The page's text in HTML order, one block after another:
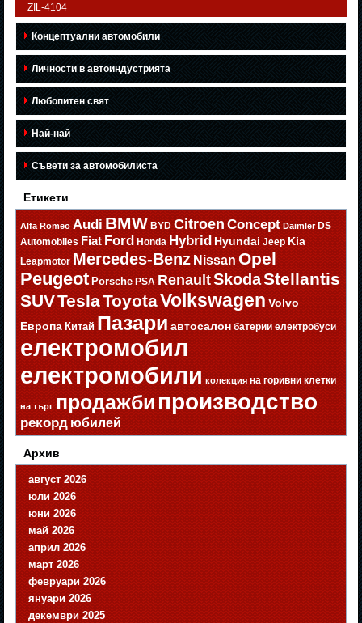
ZIL-4104
Концептуални автомобили
Личности в автоиндустрията
Любопитен свят
Най-най
Съвети за автомобилиста
Етикети
Alfa Romeo Audi BMW BYD Citroen Concept Daimler DS
Automobiles Fiat Ford Honda Hybrid Hyundai Jeep Kia
Leapmotor Mercedes-Benz Nissan Opel
Peugeot Porsche PSA RenaultSkodaStellantis
SUVTeslaToyotaVolkswagen Volvo
Европа Китай Пазари автосалон батерии електробуси
електромобил
електромобили колекция на горивни клетки
на търг продажбипроизводство
рекорд юбилей
Архив
август 2026
юли 2026
юни 2026
май 2026
април 2026
март 2026
февруари 2026
януари 2026
декември 2025